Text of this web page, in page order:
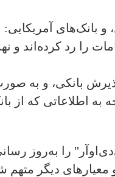
بانک‌های آمریکایی:
رد کرده‌اند و
بانکی، ‌و به
اطلاعاتی که از
در ماه ژانویه 2013 روند پیکربندی
دیگر متهم